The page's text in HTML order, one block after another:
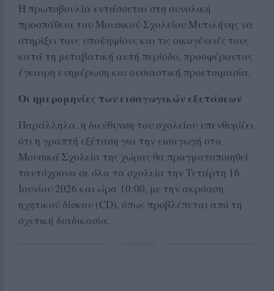
Η πρωτοβουλία εντάσσεται στη συνολική
προσπάθεια του Μουσικού Σχολείου Μυτιλήνης να
στηρίξει τους υποψηφίους και τις οικογένειές τους
κατά τη μεταβατική αυτή περίοδο, προσφέροντας
έγκαιρη ενημέρωση και ουσιαστική προετοιμασία.
Οι ημερομηνίες των εισαγωγικών εξετάσεων
Παράλληλα, η διεύθυνση του σχολείου υπενθυμίζει
ότι η γραπτή εξέταση για την εισαγωγή στα
Μουσικά Σχολεία της χώρας θα πραγματοποιηθεί
ταυτόχρονα σε όλα τα σχολεία την Τετάρτη 16
Ιουνίου 2026 και ώρα 10:00, με την ακρόαση
ηχητικού δίσκου (CD), όπως προβλέπεται από τη
σχετική διαδικασία.